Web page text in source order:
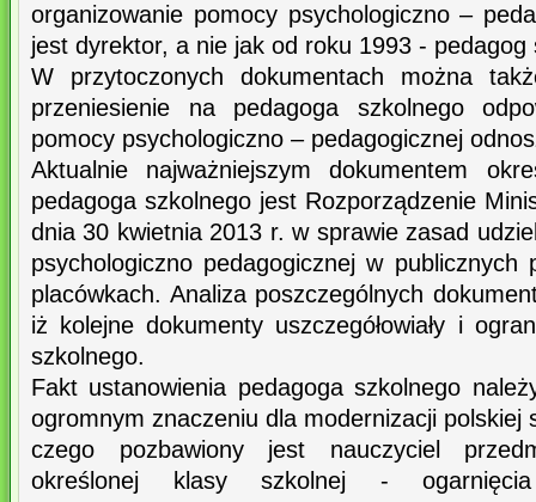
organizowanie pomocy psychologiczno –
jest dyrektor, a nie jak od roku 1993 - pedagog
W przytoczonych dokumentach można
przeniesienie na pedagoga szkolnego
pomocy psychologiczno – pedagogicznej
Aktualnie najważniejszym dokumentem
pedagoga szkolnego jest Rozporządzenie
dnia 30 kwietnia 2013 r. w sprawie zasad
psychologiczno pedagogicznej w publicznych
placówkach. Analiza poszczególnych
iż kolejne dokumenty uszczegółowiały i
szkolnego.
Fakt ustanowienia pedagoga szkolnego
ogromnym znaczeniu dla modernizacji polskiej
czego pozbawiony jest nauczyciel
określonej klasy szkolnej - ogarnięcia